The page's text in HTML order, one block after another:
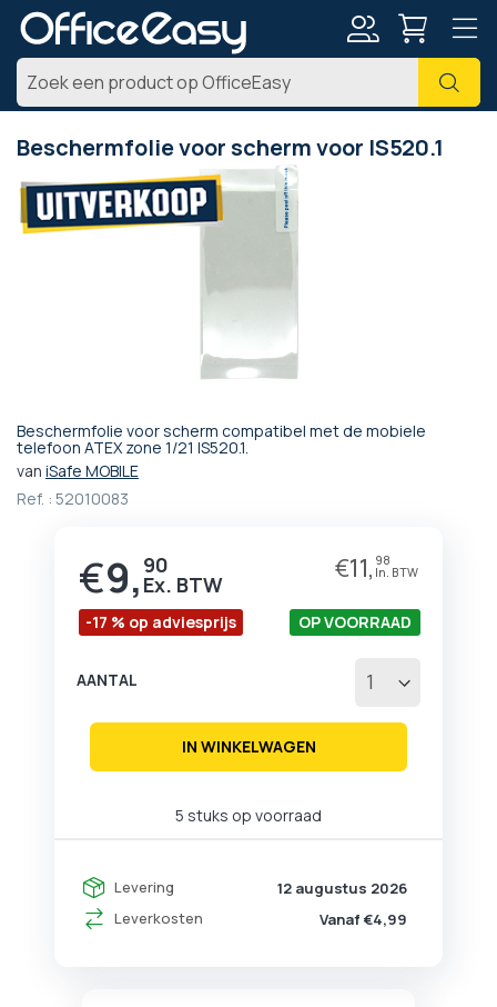
Zoek
Beschermfolie voor scherm voor IS520.1
Beschermfolie voor scherm compatibel met de mobiele
telefoon ATEX zone 1/21 IS520.1.
van iSafe MOBILE
Ref. : 52010083
Prijs
€9, 90 €11, 98
-17 % op adviesprijs
5 stuks op voorraad
OP VOORRAAD
Levering
12 augustus 2026
Leverkosten
Vanaf €4,99
AANTAL
IN WINKELWAGEN
naar
het
einde
Ga
naar
begin
afbeeldingen-